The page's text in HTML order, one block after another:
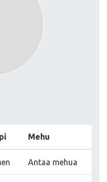
Mehu
Antaa mehua